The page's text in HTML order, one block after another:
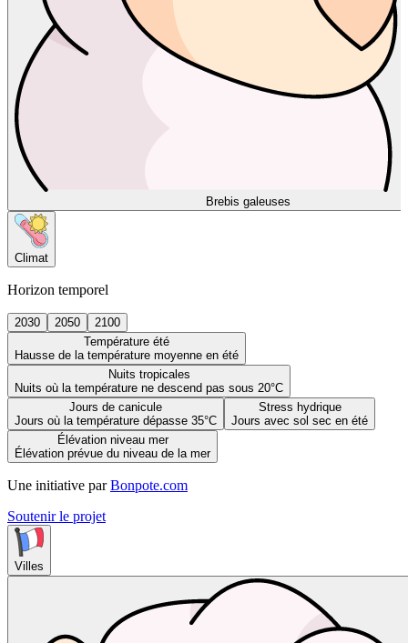
Brebis galeuses
Climat
Horizon temporel
2030 2050
2100
Température été
Hausse de la température moyenne en été
Nuits tropicales
Nuits où la température ne descend pas sous 20°C
Jours de canicule
Jours où la température dépasse 35°C
Stress hydrique
Jours avec sol sec en été
Élévation niveau mer
Élévation prévue du niveau de la mer
Une initiative par Bonpote.com
Soutenir le projet
Villes